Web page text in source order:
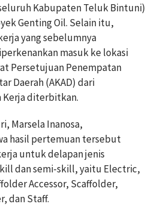
Kabupaten Teluk Bintuni)
Genting Oil. Selain itu,
yang sebelumnya
masuk ke lokasi
Persetujuan Penempatan
Daerah (AKAD) dari
Kerja diterbitkan.
Marsela Inanosa,
hasil pertemuan tersebut
untuk delapan jenis
dan semi-skill, yaitu Electric,
Accessor, Scaffolder,
dan Staff.